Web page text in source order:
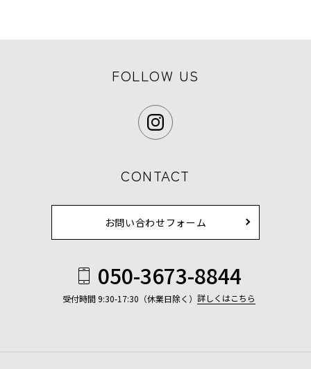
FOLLOW US
CONTACT
お問い合わせフォーム
050-3673-8844
受付時間 9:30-17:30（休業日除く） 詳しくはこちら